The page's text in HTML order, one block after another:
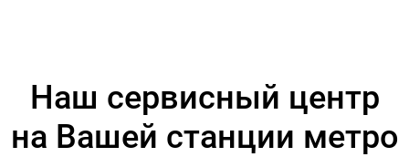
Наш сервисный центр
на Вашей станции метро